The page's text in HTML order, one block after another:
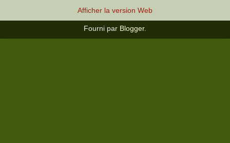
Afficher la version Web
Fourni par Blogger.